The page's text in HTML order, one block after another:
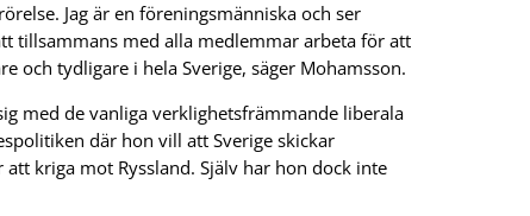
Jag är en föreningsmänniska och ser
tillsammans med alla medlemmar arbeta för att
och tydligare i hela Sverige, säger Mohamsson.
med de vanliga verklighetsfrämmande liberala
där hon vill att Sverige skickar
kriga mot Ryssland. Själv har hon dock inte